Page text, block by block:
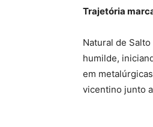
Trajetória
Natural de
humilde,
em
vicentino junto